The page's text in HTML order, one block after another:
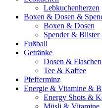
Lebkuchenherzen
Boxen & Dosen &
Boxen & Dosen
Spender & Blister
Fußball
Getränke
Dosen & Flaschen
Tee & Kaffee
Pfefferminz
Energie & Vitamine &
Energy Shots &
Müsli & Vitamine